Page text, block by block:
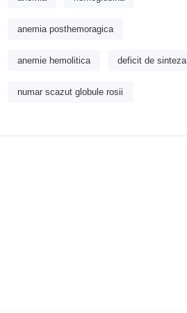
anemia posthemoragica
anemie hemolitica deficit de sinteza
numar scazut globule rosii